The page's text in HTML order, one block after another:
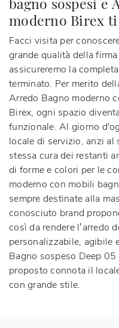
moderno Birex ti
Facci visita per
grande qualità della
assicureremo la
terminato. Per merito
Arredo Bagno moderno
Birex, ogni spazio
funzionale. Al giorno
locale di servizio, anzi al
stessa cura dei restanti
di forme e colori per le
moderno con mobili
sempre destinate alla
conosciuto brand
così da rendere l’arredo
personalizzabile, agibile
Bagno sospeso Deep
proposto connota il
con grande stile.